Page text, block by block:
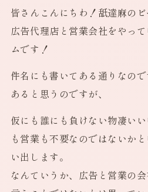
皆さんこんにちわ！舐達麻の
広告代理店と営業会社をやっ
ムです！
件名にも書いてある通りなの
あると思うのですが、
仮にも誰にも負けない物凄い
も営業も不要なのではないか
い出します。
なんていうか、広告と営業の